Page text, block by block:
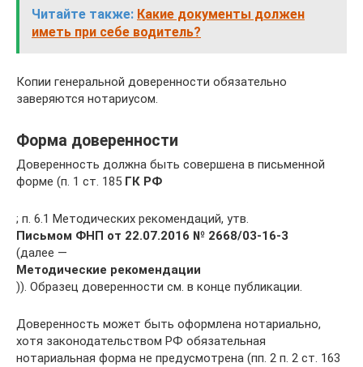
Читайте также: Какие документы должен
иметь при себе водитель?
Копии генеральной доверенности обязательно
заверяются нотариусом.
Форма доверенности
Доверенность должна быть совершена в письменной
форме (п. 1 ст. 185 ГК РФ
; п. 6.1 Методических рекомендаций, утв.
Письмом ФНП от 22.07.2016 № 2668/03-16-3
(далее —
Методические рекомендации
)). Образец доверенности см. в конце публикации.
Доверенность может быть оформлена нотариально,
хотя законодательством РФ обязательная
нотариальная форма не предусмотрена (пп. 2 п. 2 ст. 163